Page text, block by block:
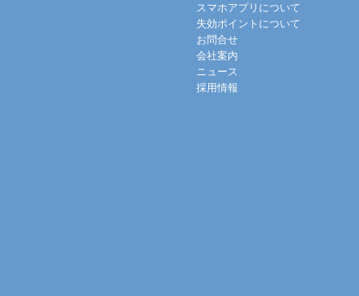
スマホアプリについて
失効ポイントについて
お問合せ
会社案内
ニュース
採用情報